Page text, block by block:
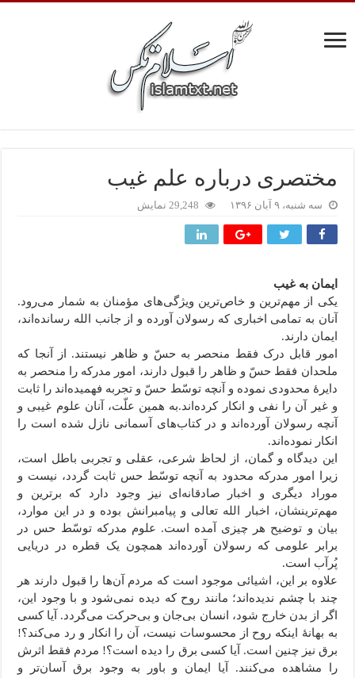
مختصرى درباره علم غیب
سه شنبه، ۹ آبان ۱۳۹۶ 29,248 نمایش
ایمان به غیب
یکی از مهم‌ترین و خاص‌ترین ویژگی‌های مؤمنان به شمار می‌رود.
آنان به تمامی اخباری که رسولان آورده و از جانب الله رسانده‌اند،
ایمان دارند.
امور قابل درک فقط منحصر به حسّ و ظاهر نیستند. از آنجا که
ملحدان فقط حسّ و ظاهر را قبول دارند، امور مدرکه را منحصر به
دایرۀ محدودی نموده و آنچه توسّط حسّ و تجربه فهمیده‌اند را ثابت
و غیر آن را نفی و انکار کرده‌اند.به همین علّت، آنان علوم غیبی و
آنچه رسولان آورده‌اند و در کتاب‌های آسمانی نازل شده است را
انکار نموده‌اند.
این دیدگاه و گمان، از لحاظ شرعی، عقلی و تجربی باطل است،
زیرا امور مدرکه محدود به آنچه توسّط حس ثابت گردد، نیست و
موراد دیگری و اخبار صادقانه‌ای نیز وجود دارد که برترین و
مهم‌ترینشان، اخبار الله تعالی و پیامبرانش بوده و در این موارد،
بیان و توضیح هر چیزی آمده است. علوم مدرکه توسّط حس در
برابر علومی که رسولان آورده‌اند همچون یک قطره‌ در دریایی
پُرآب است.
علاوه بر این، اشیائی موجود است که مردم آن‌ها را قبول دارند هر
چند با چشم ندیده‌اند؛ مانند روح که دیده نمی‌شود و با وجود این،
اگر از بدن خارج شود، انسان بی‌جان و بی‌حرکت می‌گردد. آیا کسی
به بهانۀ اینکه روح از محسوسات نیست، آن را انکار و رد می‌کند؟!
برق نیز چنین است. آیا کسی برق را دیده است؟! مردم فقط اثرش
را مشاهده می‌کنند. آیا ایمان و باور به وجود برق آسان‌تر و